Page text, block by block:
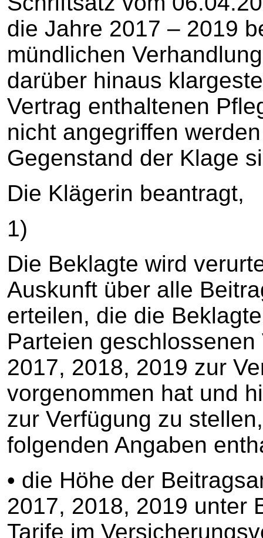
die Jahre 2017 – 2019
mündlichen
darüber hinaus
Vertrag enthaltenen
nicht angegriffen
Gegenstand der Klage
Die Klägerin beantragt,
1)
Die Beklagte wird
Auskunft über alle
erteilen, die die
Parteien
2017, 2018, 2019 zur
vorgenommen hat und
zur Verfügung zu
folgenden Angaben
• die Höhe der
2017, 2018, 2019 unter
Tarife im